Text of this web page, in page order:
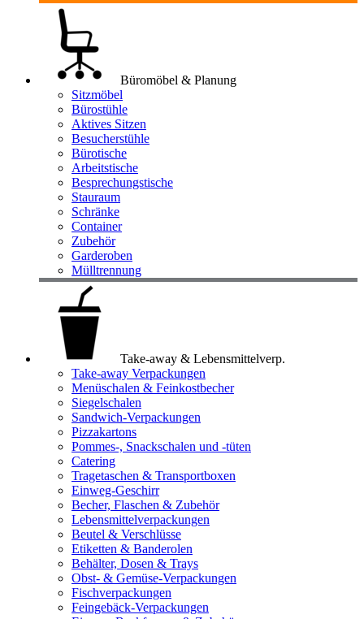
Büromöbel & Planung
Sitzmöbel
Bürostühle
Aktives Sitzen
Besucherstühle
Bürotische
Arbeitstische
Besprechungstische
Stauraum
Schränke
Container
Zubehör
Garderoben
Mülltrennung
Take-away & Lebensmittelverp.
Take-away Verpackungen
Menüschalen & Feinkostbecher
Siegelschalen
Sandwich-Verpackungen
Pizzakartons
Pommes-, Snackschalen und -tüten
Catering
Tragetaschen & Transportboxen
Einweg-Geschirr
Becher, Flaschen & Zubehör
Lebensmittelverpackungen
Beutel & Verschlüsse
Etiketten & Banderolen
Behälter, Dosen & Trays
Obst- & Gemüse-Verpackungen
Fischverpackungen
Feingebäck-Verpackungen